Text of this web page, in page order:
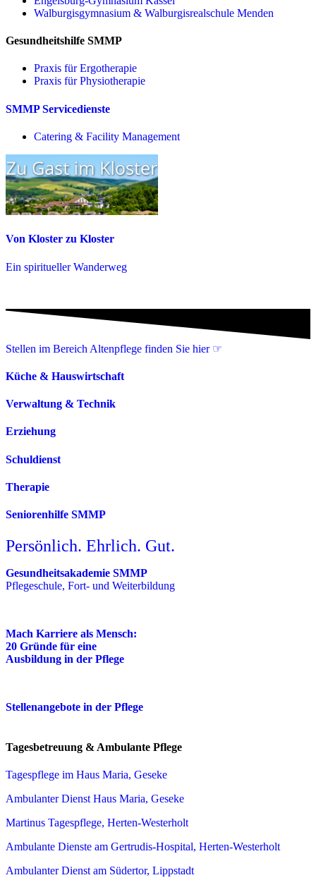
Walburgisgymnasium & Walburgisrealschule Menden
Gesundheitshilfe SMMP
Praxis für Ergo­therapie
Praxis für Physio­therapie
SMMP Servicedienste
Catering & Facility Management
Von Kloster zu Kloster
Ein spiritueller Wanderweg
Stellen im Bereich Altenpflege finden Sie hier ☞
Küche & Hauswirtschaft
Verwaltung & Technik
Erziehung
Schuldienst
Therapie
Seniorenhilfe SMMP
Persönlich. Ehrlich. Gut.
Gesundheitsakademie SMMP
Pflegeschule, Fort- und Weiterbildung
Mach Karriere als Mensch:
20 Gründe für eine
Ausbildung in der Pflege
Stellenangebote in der Pflege
Tagesbetreuung & Ambulante Pflege
Tagespflege im Haus Maria, Geseke
Ambulanter Dienst Haus Maria, Geseke
Martinus Tagespflege, Herten-Westerholt
Ambulante Dienste am Gertrudis-Hospital, Herten-Westerholt
Ambulanter Dienst am Südertor, Lippstadt